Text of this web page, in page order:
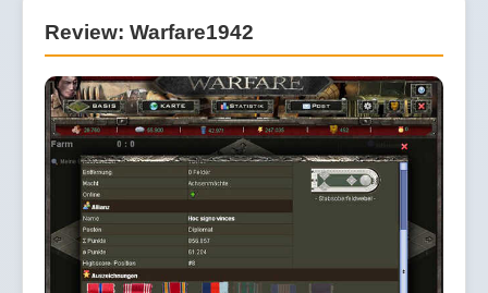
Review: Warfare1942